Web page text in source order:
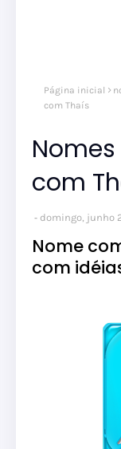
Página inicial
com Thaís
com
domingo, junho
Nome
com